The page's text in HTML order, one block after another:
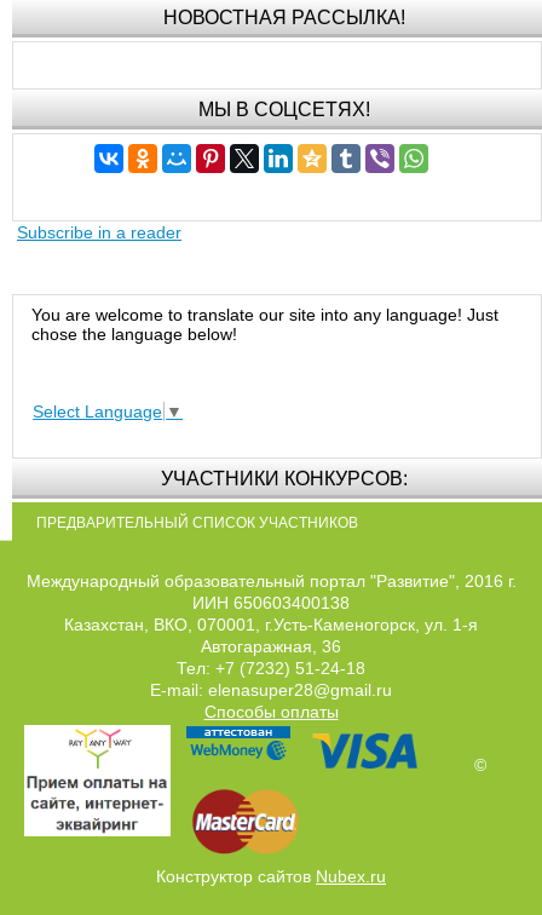
НОВОСТНАЯ РАССЫЛКА!
МЫ В СОЦСЕТЯХ!
Subscribe in a reader
You are welcome to translate our site into any language! Just
chose the language below!
Select Language ▼
УЧАСТНИКИ КОНКУРСОВ:
ПРЕДВАРИТЕЛЬНЫЙ СПИСОК УЧАСТНИКОВ
Международный образовательный портал "Развитие", 2016 г.
ИИН 650603400138
Казахстан, ВКО, 070001, г.Усть-Каменогорск, ул. 1-я
Автогаражная, 36
Тел: +7 (7232) 51-24-18
E-mail: elenasuper28@gmail.ru
Способы оплаты
©
Конструктор сайтов Nubex.ru